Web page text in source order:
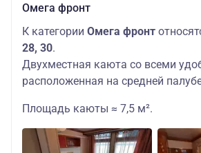
Омега фронт
К категории Омега фронт
28, 30.
Двухместная каюта со всеми
расположенная на средней
Площадь каюты ≈ 7,5 м².